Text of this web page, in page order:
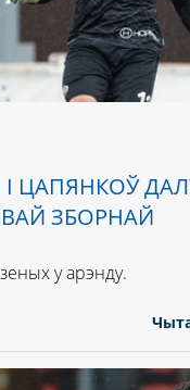
ЦАПЯНКОЎ
ЗБОРНАЙ
у арэнду.